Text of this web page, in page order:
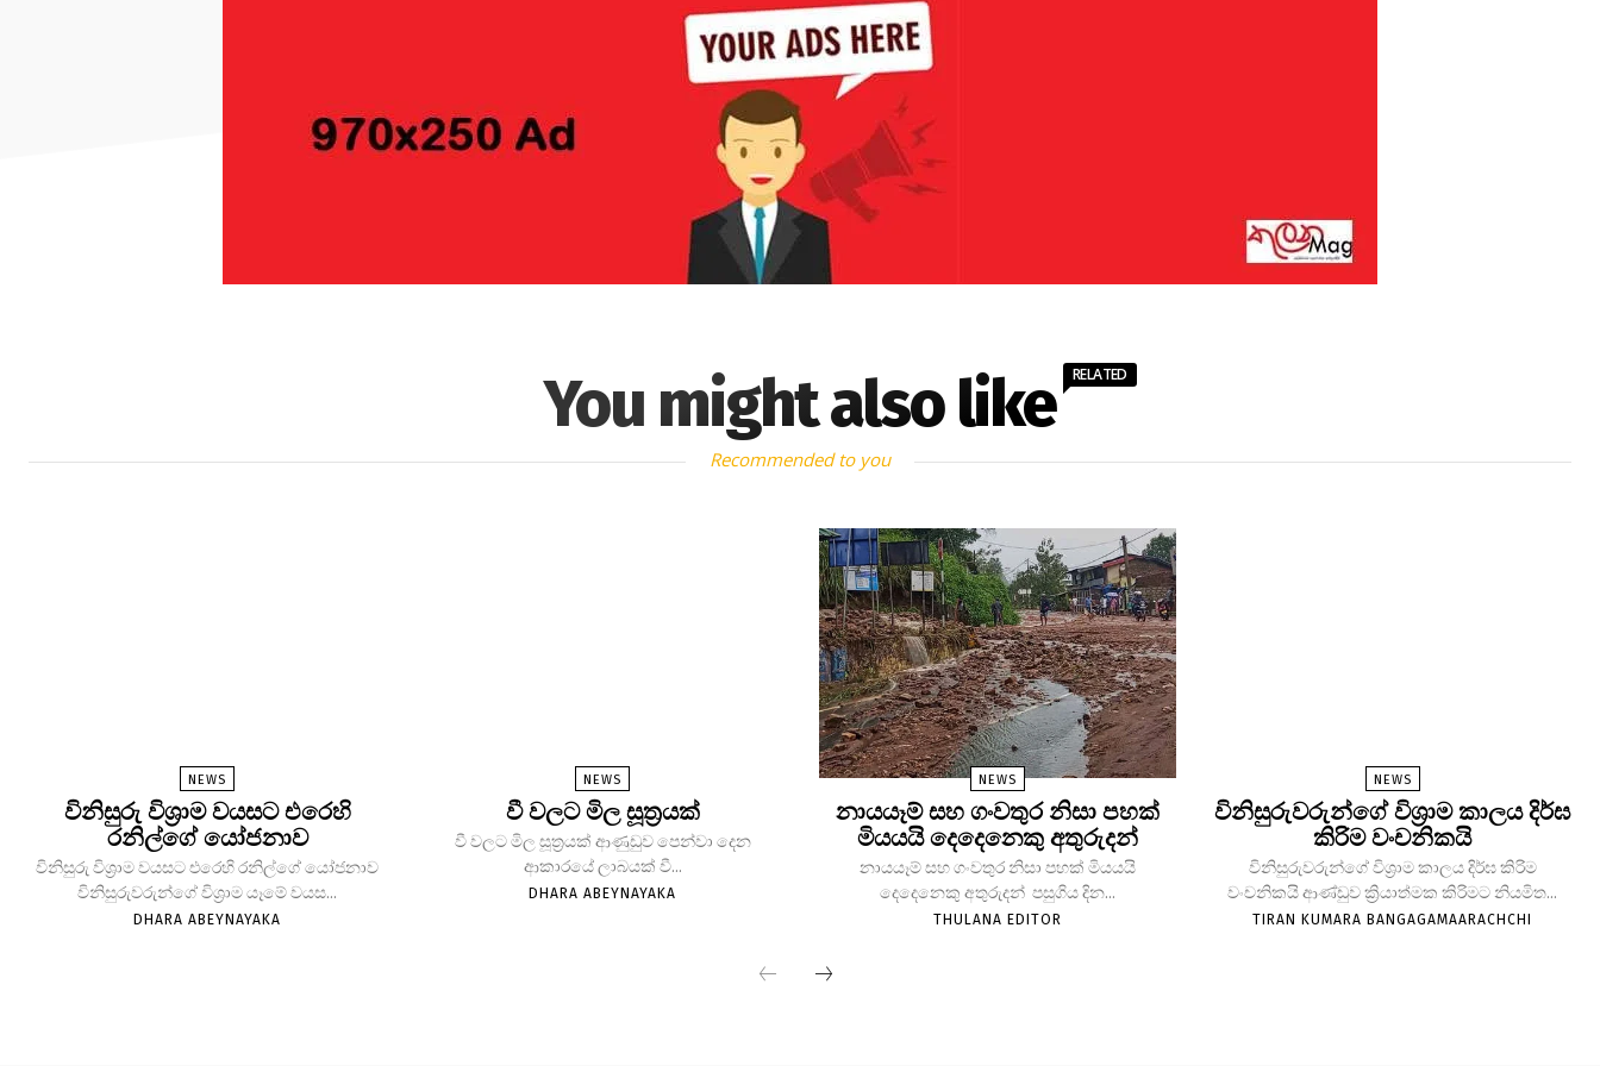
You might also like RELATED
Recommended to you
NEWS
විනිසුරු විශ්‍රාම වයසට එරෙහි
රනිල්ගේ යෝජනාව
විනිසුරු විශ්‍රාම වයසට එරෙහි රනිල්ගේ යෝජනාව
විනිසුරුවරුන්ගේ විශ්‍රාම යෑමේ වයස...
DHARA ABEYNAYAKA
NEWS
වී වලට මිල සූත්‍රයක්
වී වලට මිල සූත්‍රයක් ආණුඩුව පෙන්වා දෙන
ආකාරයේ ලාබයක් වී...
DHARA ABEYNAYAKA
NEWS
නායයෑම් සහ ගංවතුර නිසා පහක්
මියයයි දෙදෙනෙකු අතුරුදන්
නායයෑම් සහ ගංවතුර නිසා පහක් මියයයි
දෙදෙනෙකු අතුරුදන් පසුගිය දින...
THULANA EDITOR
NEWS
විනිසුරුවරුන්ගේ විශ්‍රාම කාලය දිර්ඝ
කිරිම වංචනිකයි
විනිසුරුවරුන්ගේ විශ්‍රාම කාලය දිර්ඝ කිරිම
වංචනිකයි ආණ්ඩුව ක්‍රියාත්මක කිරිමට නියමිත...
TIRAN KUMARA BANGAGAMAARACHCHI